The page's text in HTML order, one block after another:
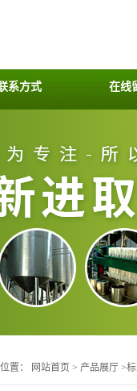
系方式 在线
置： 网站首页 > 产品展厅 >